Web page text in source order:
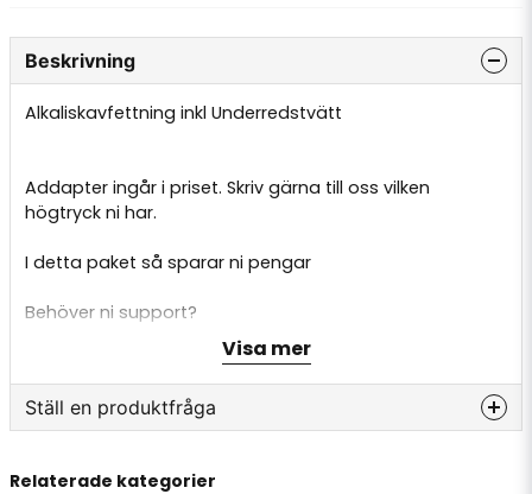
Beskrivning
Alkaliskavfettning inkl Underredstvätt
Addapter ingår i priset. Skriv gärna till oss vilken
högtryck ni har.
I detta paket så sparar ni pengar
Behöver ni support?
Maila oss på info@alltfordon.se
Visa mer
Ställ en produktfråga
Fråga oss något om denna produkten...
Relaterade kategorier